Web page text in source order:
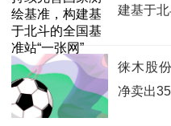
建基于北
徕木股
净卖出